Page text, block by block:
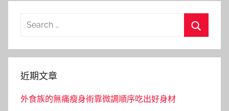
Search
近期文章
外食族的無痛瘦身術靠微調順序吃出好身材